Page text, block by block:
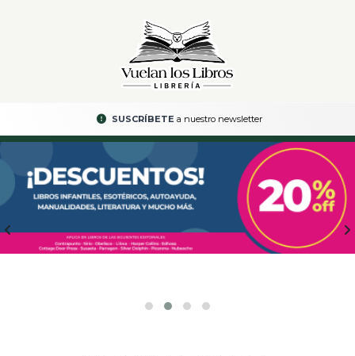
SUSCRÍBETE a nuestro newsletter